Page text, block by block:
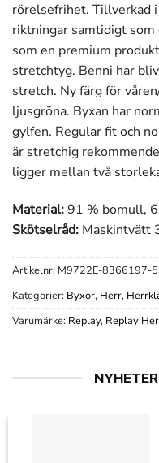
rörelsefrihet. Tillverkad
riktningar samtidigt
som en premium
stretchtyg. Benni har
stretch. Ny färg för
ljusgröna. Byxan har
gylfen. Regular fit och
är stretchig
ligger mellan två
Material:91 % bomull,
Skötselråd: Maskintvätt
Artikelnr: M9722E-8366197-
Kategorier: Byxor, Herr,
Varumärke: Replay, Replay